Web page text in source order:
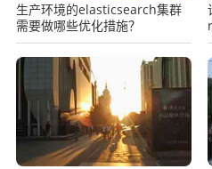
生产环境的elasticsearch集群
需要做哪些优化措施？